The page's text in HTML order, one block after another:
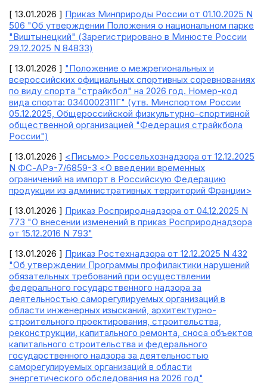
[ 13.01.2026 ] Приказ Минприроды России от 01.10.2025 N
506 "Об утверждении Положения о национальном парке
"Виштынецкий" (Зарегистрировано в Минюсте России
29.12.2025 N 84833)
[ 13.01.2026 ] "Положение о межрегиональных и
всероссийских официальных спортивных соревнованиях
по виду спорта "страйкбол" на 2026 год. Номер-код
вида спорта: 0340002311Г" (утв. Минспортом России
05.12.2025, Общероссийской физкультурно-спортивной
общественной организацией "Федерация страйкбола
России")
[ 13.01.2026 ] <Письмо> Россельхознадзора от 12.12.2025
N ФС-АРэ-7/6859-3 <О введении временных
ограничений на импорт в Российскую Федерацию
продукции из административных территорий Франции>
[ 13.01.2026 ] Приказ Росприроднадзора от 04.12.2025 N
773 "О внесении изменений в приказ Росприроднадзора
от 15.12.2016 N 793"
[ 13.01.2026 ] Приказ Ростехнадзора от 12.12.2025 N 432
"Об утверждении Программы профилактики нарушений
обязательных требований при осуществлении
федерального государственного надзора за
деятельностью саморегулируемых организаций в
области инженерных изысканий, архитектурно-
строительного проектирования, строительства,
реконструкции, капитального ремонта, сноса объектов
капитального строительства и федерального
государственного надзора за деятельностью
саморегулируемых организаций в области
энергетического обследования на 2026 год"